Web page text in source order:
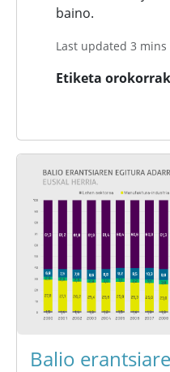
baino.
Last updated 3 mins
Etiketa orokorrak
Balio